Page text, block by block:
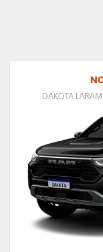
DAKOTA